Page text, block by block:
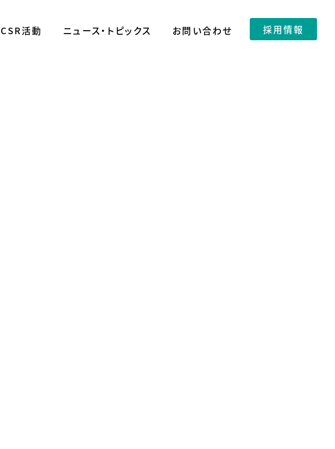
SPA事業
企業実績 会社概要
CSR活動
more trees アイメイト協会
ニュース・トピックス お問い合わせ 採用情報